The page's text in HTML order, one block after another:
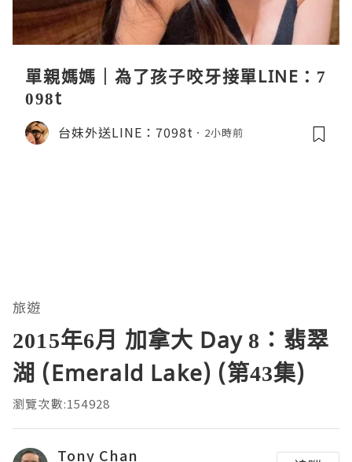
單親媽媽｜為了孩子咬牙接單LINE：7
098t
台妹外送LINE：7098t 2小時前
旅遊
2015年6月 加拿大 Day 8：翡翠
湖 (Emerald Lake) (第43集)
瀏覽次數:154928
Tony Chan